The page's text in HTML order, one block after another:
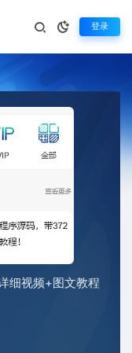
登录
细视频+图文教程